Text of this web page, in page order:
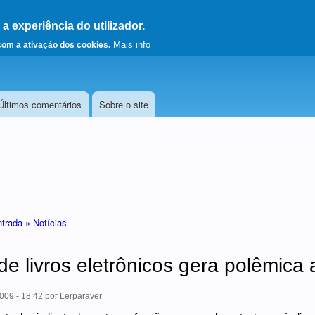
experiência do utilizador.
a ativação dos cookies. Mais info
página principal
comentários Sobre o site
» Notícias
livros eletrônicos gera polêmica
- 18:42 por Lerparaver